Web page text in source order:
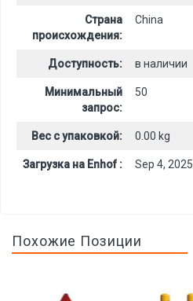
Страна
происхождения:
China
Доступность: в наличии
Минимальный
запрос:
50
Вес с упаковкой: 0.00 kg
Загрузка на Enhof : Sep 4, 2025
Похожие Позиции